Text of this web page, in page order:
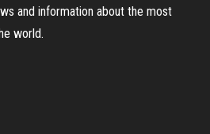
and information about the most
world.